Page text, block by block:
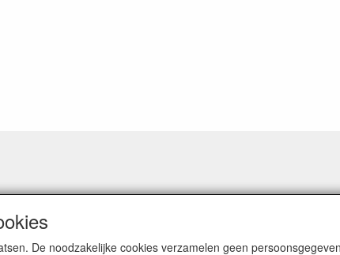
De noodzakelijke cookies verzamelen geen